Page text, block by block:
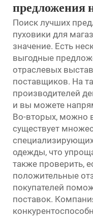
предложения
Поиск лучших
пуховики для
значение. Есть
выгодные
отраслевых
поставщиков. На
производителей
и вы можете
Во-вторых, можно
существует
одежды, что
также проверить,
положительные
покупателей
поставок.